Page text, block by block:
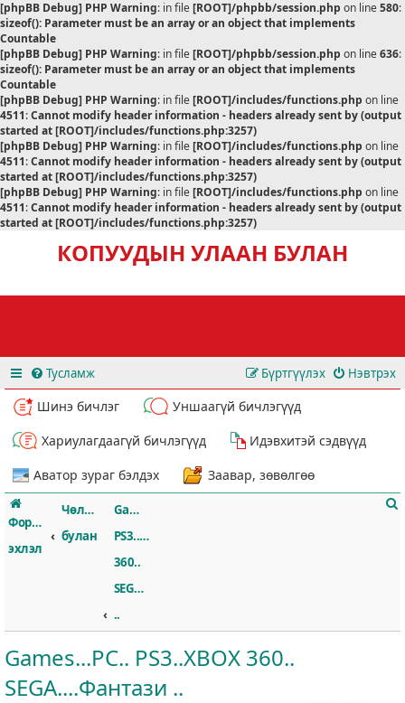
[phpBB Debug] PHP Warning: in file[ROOT]/phpbb/session.php on line580:
sizeof(): Parameter must be an array or an object that implements
Countable
[phpBB Debug] PHP Warning: in file[ROOT]/phpbb/session.php on line636:
sizeof(): Parameter must be an array or an object that implements
Countable
[phpBB Debug] PHP Warning: in file[ROOT]/includes/functions.php on line
4511:Cannot modify header information - headers already sent by (output
started at [ROOT]/includes/functions.php:3257)
[phpBB Debug] PHP Warning: in file[ROOT]/includes/functions.php on line
4511:Cannot modify header information - headers already sent by (output
started at [ROOT]/includes/functions.php:3257)
[phpBB Debug] PHP Warning: in file[ROOT]/includes/functions.php on line
4511:Cannot modify header information - headers already sent by (output
started at [ROOT]/includes/functions.php:3257)
КОПУУДЫН УЛААН БУЛАН
Тусламж Нэвтрэх
Бүртгүүлэх
Шинэ бичлэг
Уншаагүй бичлэгүүд
Хариулагдаагүй бичлэгүүд
Идэвхитэй сэдвүүд
Аватор зураг бэлдэх
Заавар, зөвөлгөө
Форумын
эхлэл
Чөлөөт
булан
Games...PC..
PS3..XBOX
360..
SEGA....Фантази
..
Games...PC.. PS3..XBOX 360..
SEGA....Фантази ..